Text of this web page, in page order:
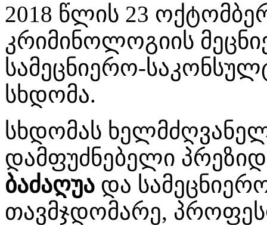
2018 წლის 23
კრიმინოლოგიის
სამეცნიერო-
სხდომა.
სხდომას
დამფუძნებელი
ბაძაღუა და
თავმჯდომარე,